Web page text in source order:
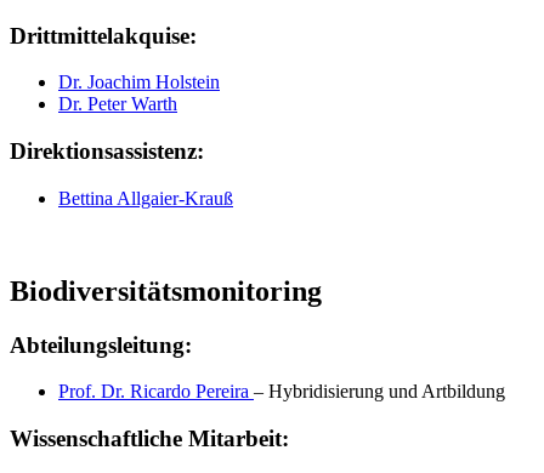
Drittmittelakquise:
Dr. Joachim Holstein
Dr. Peter Warth
Direktionsassistenz:
Bettina Allgaier-Krauß
Biodiversitätsmonitoring
Abteilungsleitung:
Prof. Dr. Ricardo Pereira – Hybridisierung und Artbildung
Wissenschaftliche Mitarbeit: